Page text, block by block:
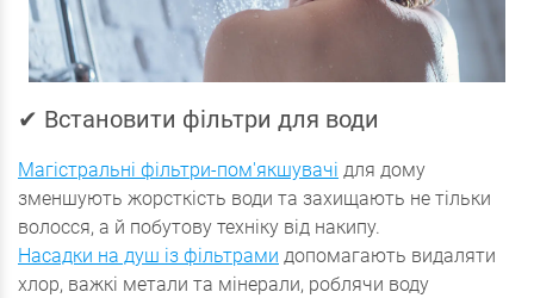
✔ Встановити фільтри для води
Магістральні фільтри-пом'якшувачі для дому
зменшують жорсткість води та захищають не тільки
волосся, а й побутову техніку від накипу.
Насадки на душ із фільтрами допомагають видаляти
хлор, важкі метали та мінерали, роблячи воду